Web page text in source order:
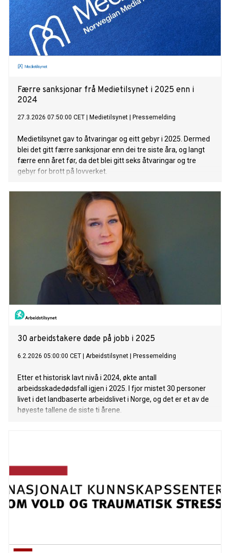
Færre sanksjonar frå Medietilsynet i 2025 enn i
2024
27.3.2026 07:50:00 CET Medietilsynet Pressemelding
Medietilsynet gav to åtvaringar og eitt gebyr i 2025. Dermed
blei det gitt færre sanksjonar enn dei tre siste åra, og langt
færre enn året før, da det blei gitt seks åtvaringar og tre
gebyr for brott på lovverket.
30 arbeidstakere døde på jobb i 2025
6.2.2026 05:00:00 CET Arbeidstilsynet Pressemelding
Etter et historisk lavt nivå i 2024, økte antall
arbeidsskadedødsfall igjen i 2025. I fjor mistet 30 personer
livet i det landbaserte arbeidslivet i Norge, og det er et av de
høyeste tallene de siste ti årene.